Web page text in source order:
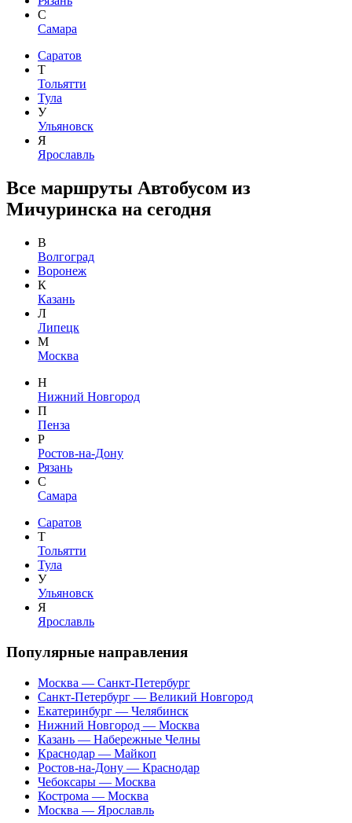
С
Самара
Саратов
Т
Тольятти
Тула
У
Ульяновск
Я
Ярославль
Все маршруты Автобусом из
Мичуринска на сегодня
В
Волгоград
Воронеж
К
Казань
Л
Липецк
М
Москва
Н
Нижний Новгород
П
Пенза
Р
Ростов-на-Дону
Рязань
С
Самара
Саратов
Т
Тольятти
Тула
У
Ульяновск
Я
Ярославль
Популярные направления
Москва — Санкт-Петербург
Санкт-Петербург — Великий Новгород
Екатеринбург — Челябинск
Нижний Новгород — Москва
Казань — Набережные Челны
Краснодар — Майкоп
Ростов-на-Дону — Краснодар
Чебоксары — Москва
Кострома — Москва
Москва — Ярославль